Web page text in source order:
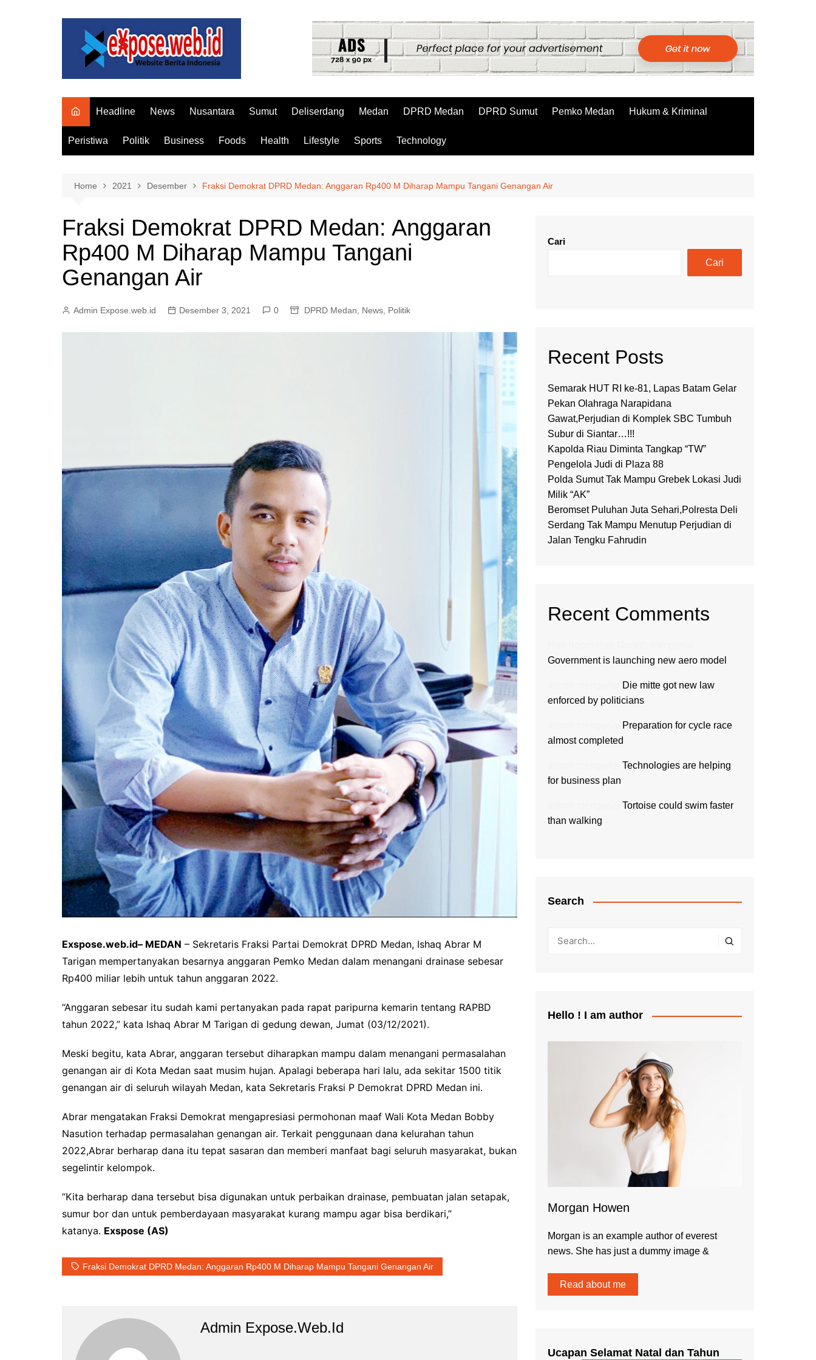
Headline News Nusantara Sumut Deliserdang Medan DPRD Medan DPRD Sumut Pemko Medan Hukum & Kriminal
Peristiwa Politik Business Foods Health Lifestyle Sports Technology
Home 2021 Desember Fraksi Demokrat DPRD Medan: Anggaran Rp400 M Diharap Mampu Tangani Genangan Air
Fraksi Demokrat DPRD Medan: Anggaran
Rp400 M Diharap Mampu Tangani
Genangan Air
Admin Expose.web.id Desember 3, 2021 0 DPRD Medan News Politik
Exspose.web.id– MEDAN – Sekretaris Fraksi Partai Demokrat DPRD Medan, Ishaq Abrar M
Tarigan mempertanyakan besarnya anggaran Pemko Medan dalam menangani drainase sebesar
Rp400 miliar lebih untuk tahun anggaran 2022.
“Anggaran sebesar itu sudah kami pertanyakan pada rapat paripurna kemarin tentang RAPBD
tahun 2022,” kata Ishaq Abrar M Tarigan di gedung dewan, Jumat (03/12/2021).
Meski begitu, kata Abrar, anggaran tersebut diharapkan mampu dalam menangani permasalahan
genangan air di Kota Medan saat musim hujan. Apalagi beberapa hari lalu, ada sekitar 1500 titik
genangan air di seluruh wilayah Medan, kata Sekretaris Fraksi P Demokrat DPRD Medan ini.
Abrar mengatakan Fraksi Demokrat mengapresiasi permohonan maaf Wali Kota Medan Bobby
Nasution terhadap permasalahan genangan air. Terkait penggunaan dana kelurahan tahun
2022,Abrar berharap dana itu tepat sasaran dan memberi manfaat bagi seluruh masyarakat, bukan
segelintir kelompok.
“Kita berharap dana tersebut bisa digunakan untuk perbaikan drainase, pembuatan jalan setapak,
sumur bor dan untuk pemberdayaan masyarakat kurang mampu agar bisa berdikari,”
katanya. Exspose (AS)
Fraksi Demokrat DPRD Medan: Anggaran Rp400 M Diharap Mampu Tangani Genangan Air
Admin Expose.web.id
Cari
Cari
Recent Posts
Semarak HUT RI ke-81, Lapas Batam Gelar
Pekan Olahraga Narapidana
Gawat,Perjudian di Komplek SBC Tumbuh
Subur di Siantar…!!!
Kapolda Riau Diminta Tangkap “TW”
Pengelola Judi di Plaza 88
Polda Sumut Tak Mampu Grebek Lokasi Judi
Milik “AK”
Beromset Puluhan Juta Sehari,Polresta Deli
Serdang Tak Mampu Menutup Perjudian di
Jalan Tengku Fahrudin
Recent Comments
Government is launching new aero model
Die mitte got new law
enforced by politicians
Preparation for cycle race
almost completed
Technologies are helping
for business plan
Tortoise could swim faster
than walking
Search
Hello ! I am author
Morgan Howen
Morgan is an example author of everest
news. She has just a dummy image &
Read about me
Ucapan Selamat Natal dan Tahun